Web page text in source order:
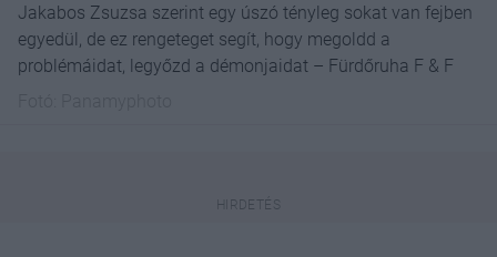
Jakabos Zsuzsa szerint egy úszó tényleg sokat van fejben
egyedül, de ez rengeteget segít, hogy megoldd a
problémáidat, legyőzd a démonjaidat – Fürdőruha F & F